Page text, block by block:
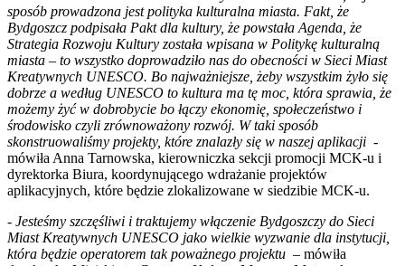
sposób prowadzona jest polityka kulturalna miasta. Fakt, że
Bydgoszcz podpisała Pakt dla kultury, że powstała Agenda, że
Strategia Rozwoju Kultury została wpisana w Politykę kulturalną
miasta – to wszystko doprowadziło nas do obecności w Sieci Miast
Kreatywnych UNESCO. Bo najważniejsze, żeby wszystkim żyło się
dobrze a według UNESCO to kultura ma tę moc, która sprawia, że
możemy żyć w dobrobycie bo łączy ekonomię, społeczeństwo i
środowisko czyli zrównoważony rozwój. W taki sposób
skonstruowaliśmy projekty, które znalazły się w naszej aplikacji -
mówiła Anna Tarnowska, kierowniczka sekcji promocji MCK-u i
dyrektorka Biura, koordynującego wdrażanie projektów
aplikacyjnych, które będzie zlokalizowane w siedzibie MCK-u.
- Jesteśmy szczęśliwi i traktujemy włączenie Bydgoszczy do Sieci
Miast Kreatywnych UNESCO jako wielkie wyzwanie dla instytucji,
która będzie operatorem tak poważnego projektu – mówiła